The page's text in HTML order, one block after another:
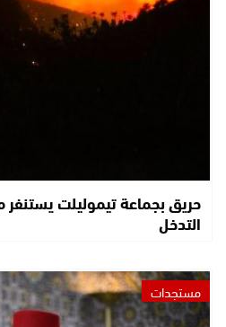
حريق بجماعة تيموليلت
التدخل
مستجدات